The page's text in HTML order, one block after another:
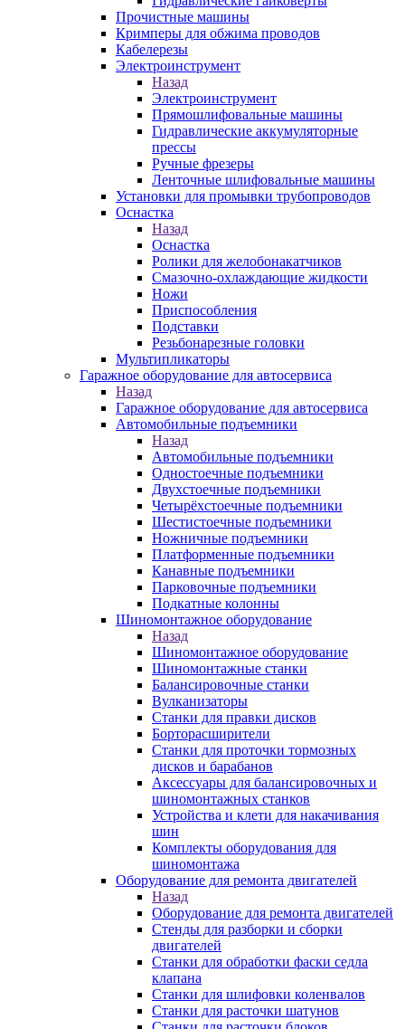
Прочистные машины
Кримперы для обжима проводов
Кабелерезы
Электроинструмент
Назад
Электроинструмент
Прямошлифовальные машины
Гидравлические аккумуляторные
прессы
Ручные фрезеры
Ленточные шлифовальные машины
Установки для промывки трубопроводов
Оснастка
Назад
Оснастка
Ролики для желобонакатчиков
Смазочно-охлаждающие жидкости
Ножи
Приспособления
Подставки
Резьбонарезные головки
Мультипликаторы
Гаражное оборудование для автосервиса
Назад
Гаражное оборудование для автосервиса
Автомобильные подъемники
Назад
Автомобильные подъемники
Одностоечные подъемники
Двухстоечные подъемники
Четырёхстоечные подъемники
Шестистоечные подъемники
Ножничные подъемники
Платформенные подъемники
Канавные подъемники
Парковочные подъемники
Подкатные колонны
Шиномонтажное оборудование
Назад
Шиномонтажное оборудование
Шиномонтажные станки
Балансировочные станки
Вулканизаторы
Станки для правки дисков
Борторасширители
Станки для проточки тормозных
дисков и барабанов
Аксессуары для балансировочных и
шиномонтажных станков
Устройства и клети для накачивания
шин
Комплекты оборудования для
шиномонтажа
Оборудование для ремонта двигателей
Назад
Оборудование для ремонта двигателей
Стенды для разборки и сборки
двигателей
Станки для обработки фаски седла
клапана
Станки для шлифовки коленвалов
Станки для расточки шатунов